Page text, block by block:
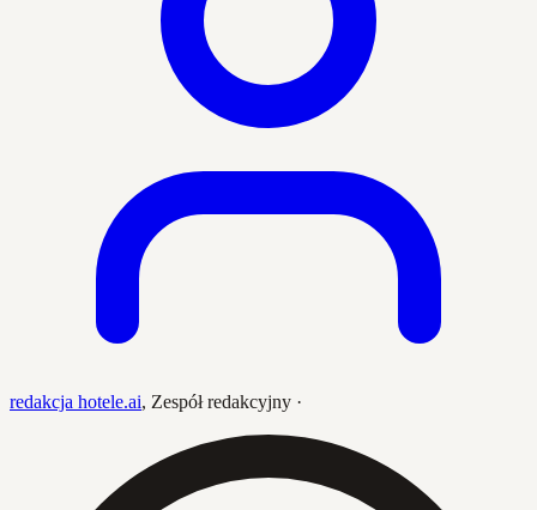
redakcja hotele.ai, Zespół redakcyjny ·